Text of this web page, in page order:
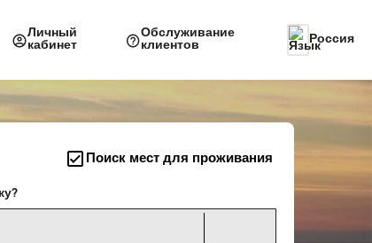
Личный
кабинет
Обслуживание
клиентов
Россия
Поиск мест для проживания